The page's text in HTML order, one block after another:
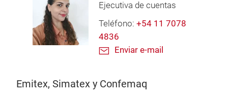
Ejecutiva de cuentas
Teléfono: +54 11 7078
4836
Enviar e-mail
Emitex, Simatex y Confemaq